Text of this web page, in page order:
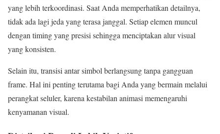
yang lebih terkoordinasi. Saat Anda memperhatikan detailnya,
tidak ada lagi jeda yang terasa janggal. Setiap elemen muncul
dengan timing yang presisi sehingga menciptakan alur visual
yang konsisten.
Selain itu, transisi antar simbol berlangsung tanpa gangguan
frame. Hal ini penting terutama bagi Anda yang bermain melalui
perangkat seluler, karena kestabilan animasi memengaruhi
kenyamanan visual.